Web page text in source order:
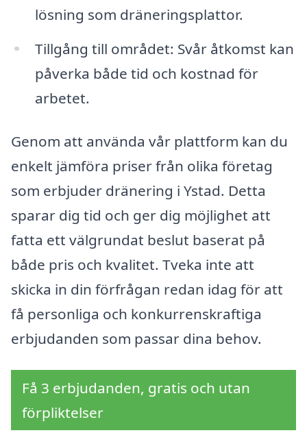
lösning som dräneringsplattor.
Tillgång till området: Svår åtkomst kan
påverka både tid och kostnad för
arbetet.
Genom att använda vår plattform kan du
enkelt jämföra priser från olika företag
som erbjuder dränering i Ystad. Detta
sparar dig tid och ger dig möjlighet att
fatta ett välgrundat beslut baserat på
både pris och kvalitet. Tveka inte att
skicka in din förfrågan redan idag för att
få personliga och konkurrenskraftiga
erbjudanden som passar dina behov.
Få 3 erbjudanden, gratis och utan
förpliktelser